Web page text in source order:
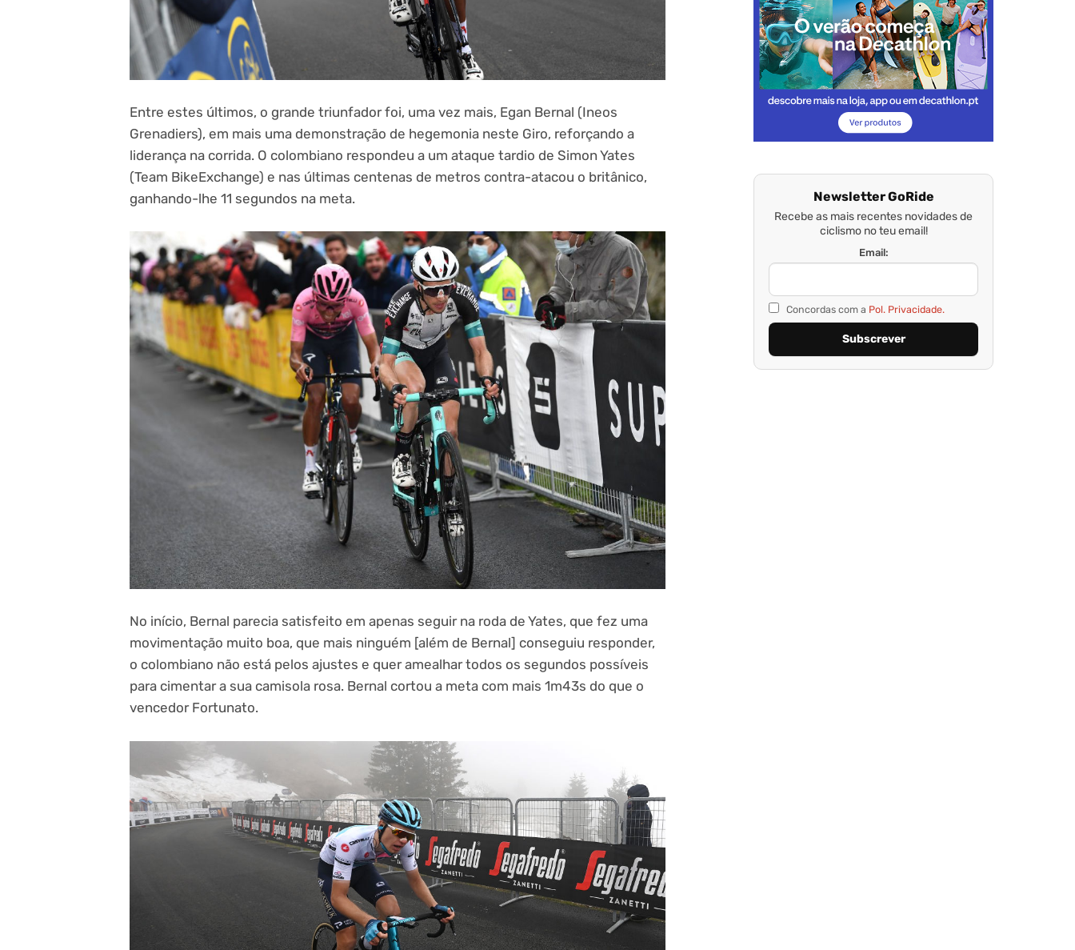
Entre estes últimos, o grande triunfador foi, uma vez mais, Egan Bernal (Ineos
Grenadiers), em mais uma demonstração de hegemonia neste Giro, reforçando a
liderança na corrida. O colombiano respondeu a um ataque tardio de Simon Yates
(Team BikeExchange) e nas últimas centenas de metros contra-atacou o britânico,
ganhando-lhe 11 segundos na meta.
No início, Bernal parecia satisfeito em apenas seguir na roda de Yates, que fez uma
movimentação muito boa, que mais ninguém [além de Bernal] conseguiu responder,
o colombiano não está pelos ajustes e quer amealhar todos os segundos possíveis
para cimentar a sua camisola rosa. Bernal cortou a meta com mais 1m43s do que o
vencedor Fortunato.
Newsletter GoRide
Recebe as mais recentes novidades de
ciclismo no teu email!
Email:
Concordas com a Pol. Privacidade.